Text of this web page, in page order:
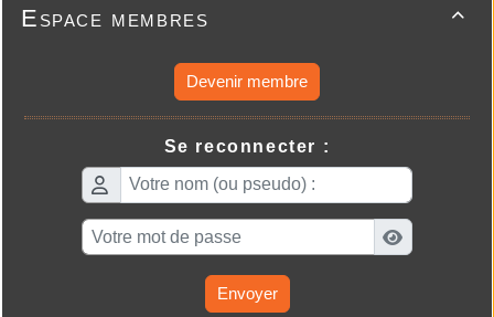

Espace membres
Devenir membre
Se reconnecter :
Envoyer